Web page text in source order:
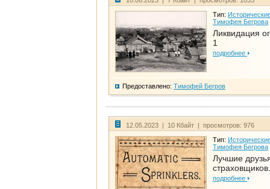
Тип:
Тимофея Бегрова
Ликвидация
1
подробнее
Предоставлено: Тимофей Бегров
12.05.2023 | 10 Кбайт | просмотров: 976
Тип:
Тимофея Бегрова
Лучшие
подробнее